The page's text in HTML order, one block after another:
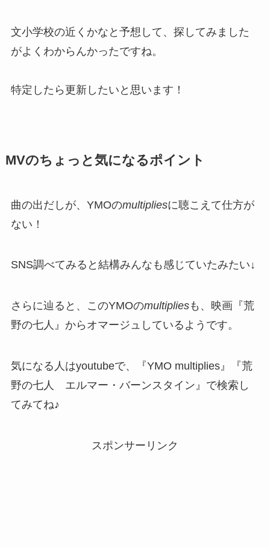
文小学校の近くかなと予想して、探してみました
がよくわからんかったですね。
特定したら更新したいと思います！
MVのちょっと気になるポイント
曲の出だしが、YMOのmultipliesに聴こえて仕方が
ない！
SNS調べてみると結構みんなも感じていたみたい↓
さらに辿ると、このYMOのmultipliesも、映画『荒
野の七人』からオマージュしているようです。
気になる人はyoutubeで、『YMO multiplies』『荒
野の七人 エルマー・バーンスタイン』で検索し
てみてね♪
スポンサーリンク